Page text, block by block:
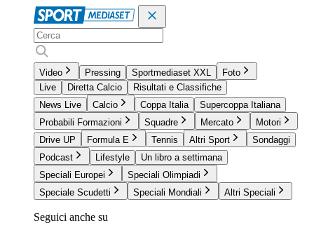
Video Pressing Sportmediaset XXL
Foto
Live
Diretta Calcio
Risultati e Classifiche
News Live
Calcio Coppa Italia
Supercoppa Italiana
Probabili Formazioni
Squadre Mercato
Motori
Drive UP
Formula E Tennis Altri Sport
Sondaggi
Podcast
Lifestyle
Un libro a settimana
Speciali Europei
Speciali Olimpiadi
Speciale Scudetti
Speciali Mondiali Altri Speciali
Seguici anche su